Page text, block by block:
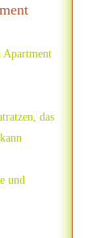
Apartment
das
und